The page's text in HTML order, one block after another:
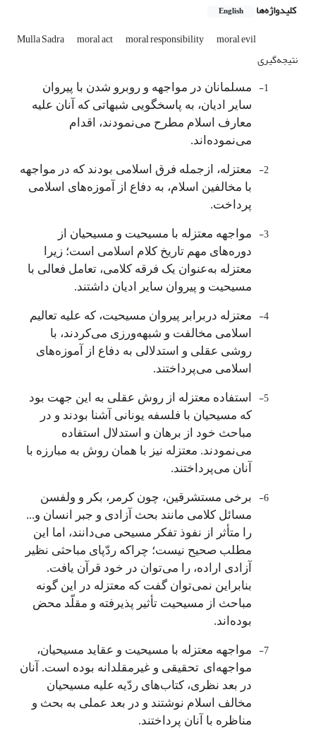
کلیدواژه‌ها English
Mulla Sadra moral act moral responsibility
moral evil
نتیجه‌گیری
1-
مسلمانان در مواجهه و روبرو شدن با پیروان
سایر ادیان، به پاسخگویی شبهاتی که آنان علیه
معارف اسلام مطرح می‌نمودند، اقدام
می‌نموده‌اند.
2-
معتزله، ازجمله فرق اسلامی بودند که در مواجهه
با مخالفین اسلام، به دفاع از آموزه‌های اسلامی
‌پرداخت.
3-
مواجهه معتزله با مسیحیت و مسیحیان از
دوره‌های مهم تاریخ کلام اسلامی است؛ زیرا
معتزله به‌عنوان یک فرقه کلامی، تعامل فعالی با
مسیحیت و پیروان سایر ادیان داشتند.
4-
معتزله دربرابر پیروان مسیحیت، که علیه تعالیم
اسلامی مخالفت و شبهه‌ورزی می‌کردند، با
روشی عقلی و استدلالی به دفاع از آموزه‌های
اسلامی می‌پرداختند.
5-
استفاده معتزله از روش عقلی به این جهت بود
که مسیحیان با فلسفه یونانی آشنا بودند و در
مباحث خود از برهان و استدلال استفاده
می‌نمودند. معتزله نیز با همان روش به مبارزه با
آنان می‌پرداختند.
6-
برخی مستشرقین، چون کرمر، بکر و ولفسن
مسائل کلامی مانند بحث آزادی و جبر انسان و...
را متأثر از نفوذ تفکر مسیحی می‌دانند، اما این
مطلب صحیح نیست؛ چراکه ردّپای مباحثی نظیر
آزادی اراده، را می‌توان در خود قرآن یافت.
بنابراین نمی‌توان گفت که معتزله در این گونه
مباحث از مسیحیت تأثیر پذیرفته و مقلّد محض
بوده‌اند.
7-
مواجهه معتزله با مسیحیت و عقاید مسیحیان،
مواجهه‌ای تحقیقی و غیرمقلدانه بوده است. آنان
در بعد نظری، کتاب‌های ردّیه علیه مسیحیان
مخالف اسلام نوشتند و در بعد عملی به بحث و
مناظره با آنان پرداختند.